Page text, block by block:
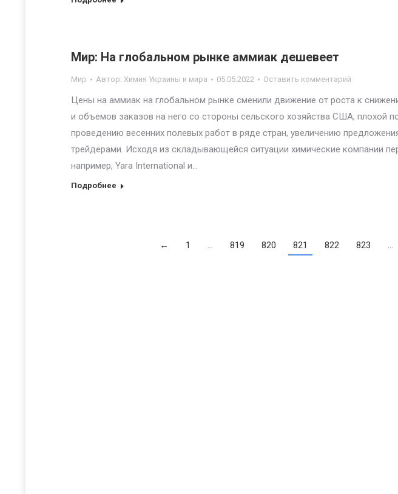
Мир: На глобальном рынке аммиак дешевеет
Мир Автор: Химия Украины и мира 05.05.2022 Оставить комментарий
Цены на аммиак на глобальном рынке сменили движение от роста к
и объемов заказов на него со стороны сельского хозяйства США, плохой
проведению весенних полевых работ в ряде стран, увеличению
трейдерами. Исходя из складывающейся ситуации химические компании
например, Yara International и…
Подробнее
← 1 … 819 820 821 822 823 …